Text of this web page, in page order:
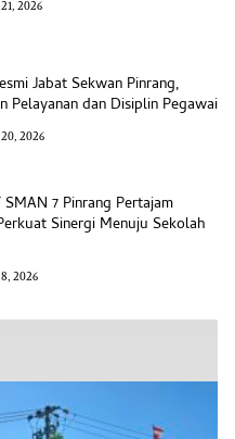
2026
Jabat Sekwan Pinrang,
Pelayanan dan Disiplin Pegawai
2026
7 Pinrang Pertajam
Sinergi Menuju Sekolah
2026